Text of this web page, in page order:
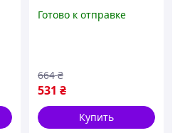
педалью и подсветкой
Готово к отправке
531 ₴
664 ₴
Купить